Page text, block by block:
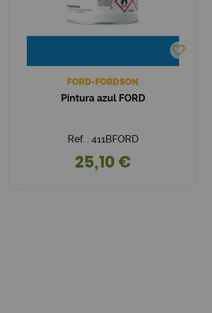
FORD-FORDSON
Pintura azul FORD
Ref. : 411BFORD
25,10 €